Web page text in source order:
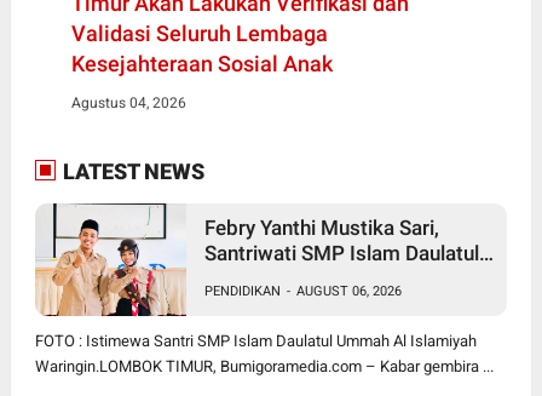
Validasi Seluruh Lembaga
Kesejahteraan Sosial Anak
Agustus 04, 2026
LATEST NEWS
Febry Yanthi Mustika Sari,
Santriwati SMP Islam Daulatul
Lolos Jambore Nasional di
Cibubur
PENDIDIKAN - AUGUST 06, 2026
FOTO : Istimewa Santri SMP Islam Daulatul Ummah Al Islamiyah
Waringin.LOMBOK TIMUR, Bumigoramedia.com – Kabar gembira ...